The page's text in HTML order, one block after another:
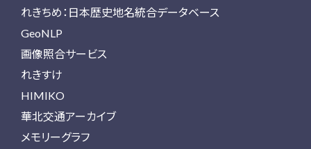
れきちめ：日本歴史地名統合データベース
GeoNLP
画像照合サービス
れきすけ
HIMIKO
華北交通アーカイブ
メモリーグラフ